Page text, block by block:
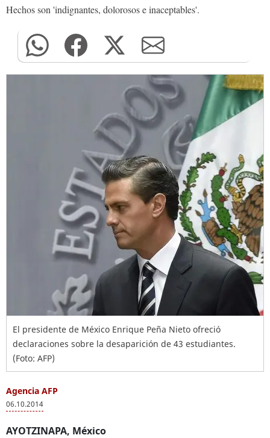
Hechos son 'indignantes, dolorosos e inaceptables'.
El presidente de México Enrique Peña Nieto ofreció
declaraciones sobre la desaparición de 43 estudiantes.
(Foto: AFP)
Agencia AFP
06.10.2014
AYOTZINAPA, México